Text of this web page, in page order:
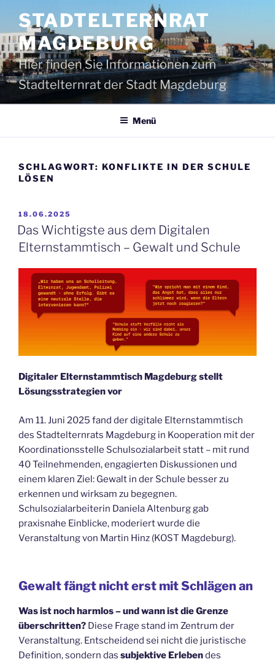
Inhalt
springen
STADTELTERNRAT
MAGDEBURG
Hier finden Sie Informationen zum
Stadtelternrat der Stadt Magdeburg
Menü
SCHLAGWORT: KONFLIKTE IN DER SCHULE
LÖSEN
VERÖFFENTLICHT
AM
18.06.2025
Das Wichtigste aus dem Digitalen
Elternstammtisch – Gewalt und Schule
Digitaler Elternstammtisch Magdeburg stellt
Lösungsstrategien vor
Am 11. Juni 2025 fand der digitale Elternstammtisch
des Stadtelternrats Magdeburg in Kooperation mit der
Koordinationsstelle Schulsozialarbeit statt – mit rund
40 Teilnehmenden, engagierten Diskussionen und
einem klaren Ziel: Gewalt in der Schule besser zu
erkennen und wirksam zu begegnen.
Schulsozialarbeiterin Daniela Altenburg gab
praxisnahe Einblicke, moderiert wurde die
Veranstaltung von Martin Hinz (KOST Magdeburg).
Gewalt fängt nicht erst mit Schlägen an
Was ist noch harmlos – und wann ist die Grenze
überschritten? Diese Frage stand im Zentrum der
Veranstaltung. Entscheidend sei nicht die juristische
Definition, sondern das subjektive Erlebendes